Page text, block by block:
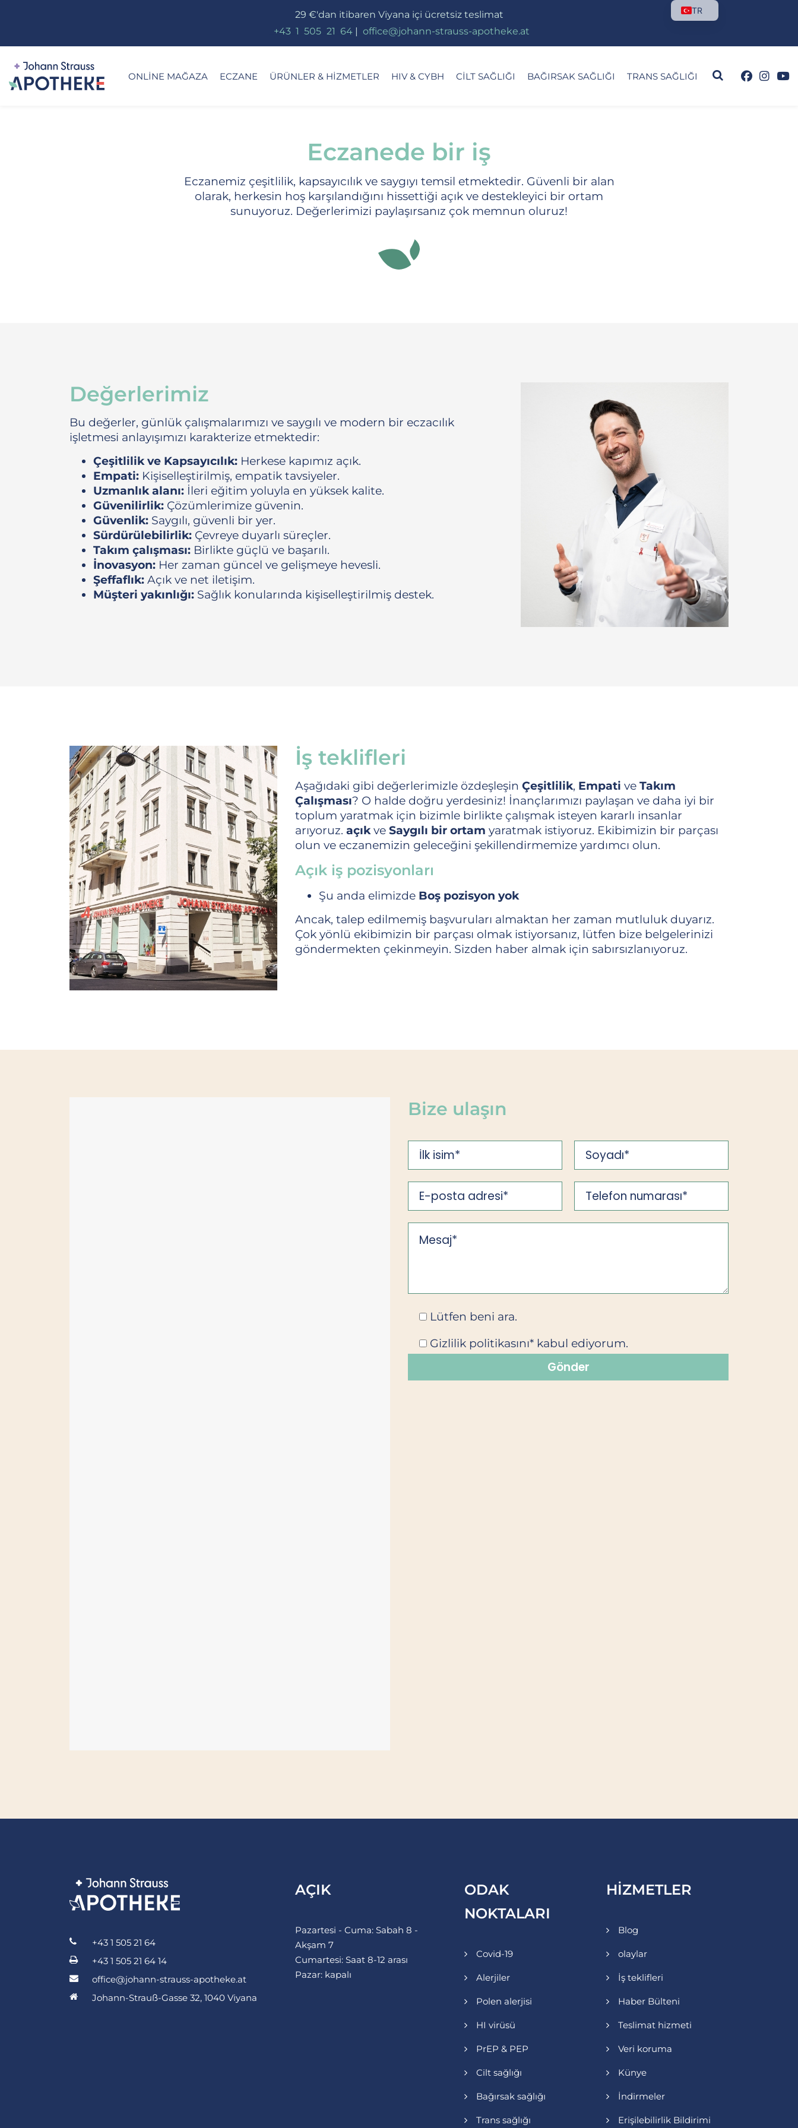
29 €'dan itibaren Viyana içi ücretsiz teslimat
+43_ 1 505_ 21 64| office@johann-strauss-apotheke.at
ONLINE MAĞAZA ECZANE ÜRÜNLER & HIZMETLER HIV & CYBH CILT SAĞLIĞI BAĞIRSAK SAĞLIĞI TRANS SAĞLIĞI
Eczanede bir iş
Eczanemiz çeşitlilik, kapsayıcılık ve saygıyı temsil etmektedir. Güvenli bir alan
olarak, herkesin hoş karşılandığını hissettiği açık ve destekleyici bir ortam
sunuyoruz. Değerlerimizi paylaşırsanız çok memnun oluruz!
Değerlerimiz
Bu değerler, günlük çalışmalarımızı ve saygılı ve modern bir eczacılık
işletmesi anlayışımızı karakterize etmektedir:
Çeşitlilik ve Kapsayıcılık: Herkese kapımız açık.
Empati: Kişiselleştirilmiş, empatik tavsiyeler.
Uzmanlık alanı: İleri eğitim yoluyla en yüksek kalite.
Güvenilirlik: Çözümlerimize güvenin.
Güvenlik: Saygılı, güvenli bir yer.
Sürdürülebilirlik: Çevreye duyarlı süreçler.
Takım çalışması: Birlikte güçlü ve başarılı.
İnovasyon: Her zaman güncel ve gelişmeye hevesli.
Şeffaflık: Açık ve net iletişim.
Müşteri yakınlığı: Sağlık konularında kişiselleştirilmiş destek.
İş teklifleri
Aşağıdaki gibi değerlerimizle özdeşleşin Çeşitlilik, Empati ve Takım
Çalışması? O halde doğru yerdesiniz! İnançlarımızı paylaşan ve daha iyi bir
toplum yaratmak için bizimle birlikte çalışmak isteyen kararlı insanlar
arıyoruz. açıkve Saygılı bir ortam yaratmak istiyoruz. Ekibimizin bir parçası
olun ve eczanemizin geleceğini şekillendirmemize yardımcı olun.
Açık iş pozisyonları
Şu anda elimizde Boş pozisyon yok
Ancak, talep edilmemiş başvuruları almaktan her zaman mutluluk duyarız.
Çok yönlü ekibimizin bir parçası olmak istiyorsanız, lütfen bize belgelerinizi
göndermekten çekinmeyin. Sizden haber almak için sabırsızlanıyoruz.
Bize ulaşın
Lütfen beni ara.
Gizlilik politikasını* kabul ediyorum.
+43 1 505 21 64
+43 1 505 21 64 14
office@johann-strauss-apotheke.at
Johann-Strauß-Gasse 32, 1040 Viyana
AÇIK
Pazartesi - Cuma: Sabah 8 -
Akşam 7
Cumartesi: Saat 8-12 arası
Pazar: kapalı
ODAK
NOKTALARI
Covid-19
Alerjiler
Polen alerjisi
HI virüsü
PrEP & PEP
Cilt sağlığı
Bağırsak sağlığı
Trans sağlığı
HIZMETLER
Blog
olaylar
İş teklifleri
Haber Bülteni
Teslimat hizmeti
Veri koruma
Künye
İndirmeler
Erişilebilirlik Bildirimi
TR